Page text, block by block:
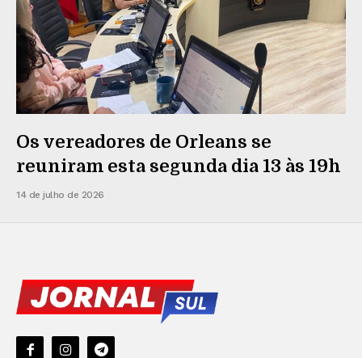
Os vereadores de Orleans se
reuniram esta segunda dia 13 às 19h
14 de julho de 2026